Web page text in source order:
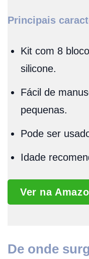
Principais
Kit com 8
silicone.
Fácil de
pequenas.
Pode ser
Idade
Ver na
De onde